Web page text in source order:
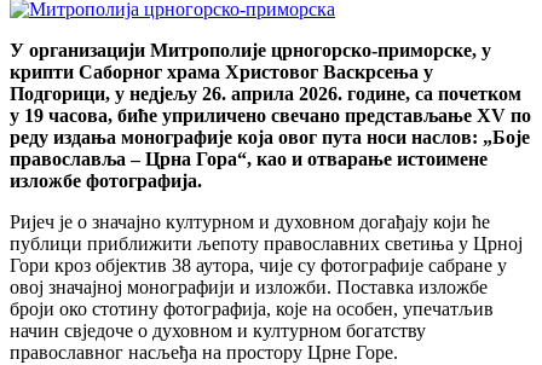
У организацији Митрополије црногорско-приморске, у
крипти Саборног храма Христовог Васкрсења у
Подгорици, у недјељу 26. априла 2026. године, са почетком
у 19 часова, биће уприличено свечано представљање XV по
реду издања монографије која овог пута носи наслов: „Боје
православља – Црна Гора“, као и отварање истоимене
изложбе фотографија.
Ријеч је о значајно културном и духовном догађају који ће
публици приближити љепоту православних светиња у Црној
Гори кроз објектив 38 аутора, чије су фотографије сабране у
овој значајној монографији и изложби. Поставка изложбе
броји око стотину фотографија, које на особен, упечатљив
начин свједоче о духовном и културном богатству
православног насљеђа на простору Црне Горе.